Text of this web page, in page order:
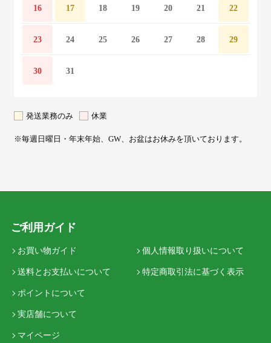
16 17 18 19 20 21 22
23 24 25 26 27 28 29
30 31
発送業務のみ 休業
※毎週日曜日・年末年始、GW、お盆はお休みを頂いております。
ご利用ガイド
お買い物ガイド
送料とお支払いについて
ポイントについて
実店舗について
マイページ
個人情報取り扱いについて
特定商取引法に基づく表示